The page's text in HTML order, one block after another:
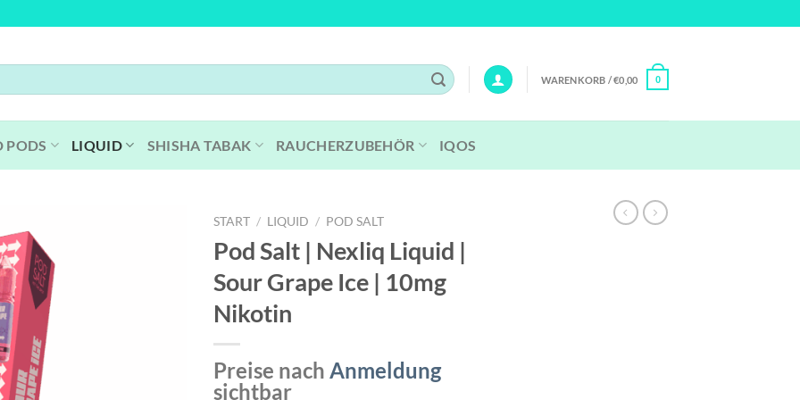
WARENKORB /€0,00 0
PODS LIQUID SHISHA TABAK RAUCHERZUBEHÖR IQOS
START / LIQUID / POD SALT
Pod Salt | Nexliq Liquid |
Sour Grape Ice | 10mg
Nikotin
Preise nach Anmeldung
sichtbar